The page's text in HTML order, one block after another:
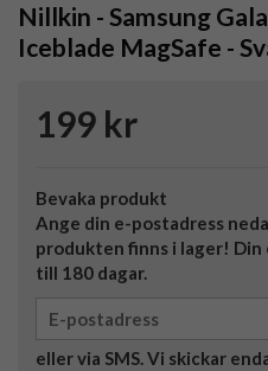
Nillkin - Samsung
Iceblade MagSafe -
199 kr
Bevaka produkt
Ange din e-postadress
produkten finns i lager! Din
till 180 dagar.
eller via SMS. Vi skickar